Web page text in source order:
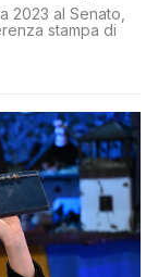
2023 al Senato,
stampa di